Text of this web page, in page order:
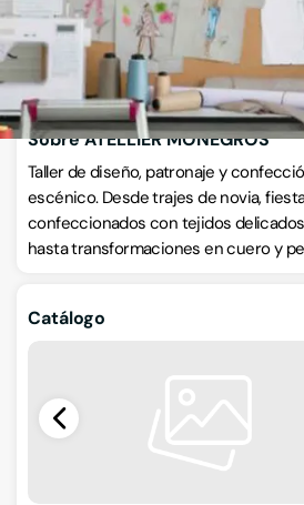
Llamar ahora
Sobre ATELLIER MONEGROS
Taller de diseño, patronaje y
escénico. Desde trajes de novia,
confeccionados con tejidos delicados
hasta transformaciones en cuero y
Catálogo